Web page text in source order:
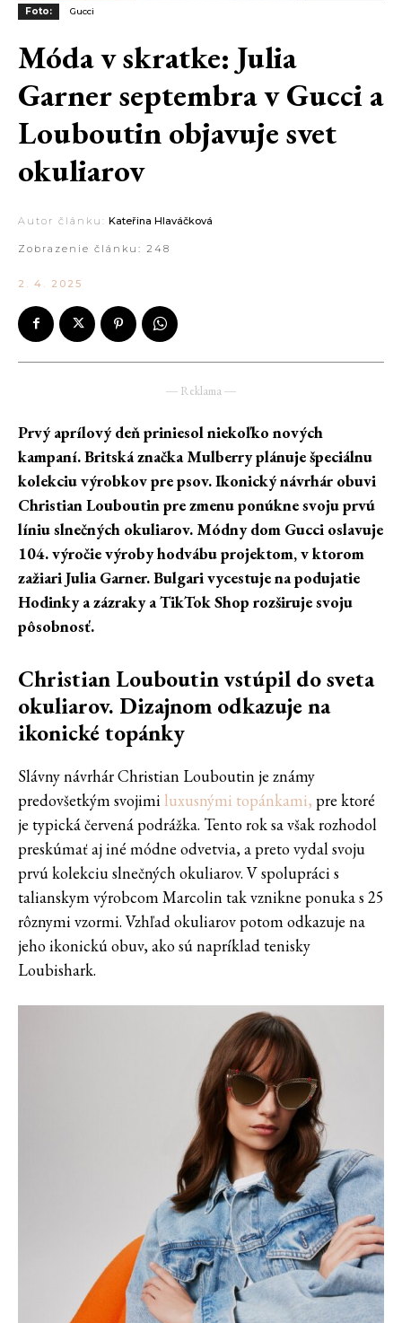
Foto: Gucci
Móda v skratke: Julia
Garner septembra v Gucci a
Louboutin objavuje svet
okuliarov
Autor článku: Kateřina Hlaváčková
Zobrazenie článku: 248
2. 4. 2025
― Reklama ―
Prvý aprílový deň priniesol niekoľko nových
kampaní. Britská značka Mulberry plánuje špeciálnu
kolekciu výrobkov pre psov. Ikonický návrhár obuvi
Christian Louboutin pre zmenu ponúkne svoju prvú
líniu slnečných okuliarov. Módny dom Gucci oslavuje
104. výročie výroby hodvábu projektom, v ktorom
zažiari Julia Garner. Bulgari vycestuje na podujatie
Hodinky a zázraky a TikTok Shop rozširuje svoju
pôsobnosť.
Christian Louboutin vstúpil do sveta
okuliarov. Dizajnom odkazuje na
ikonické topánky
Slávny návrhár Christian Louboutin je známy
predovšetkým svojimi luxusnými topánkami, pre ktoré
je typická červená podrážka. Tento rok sa však rozhodol
preskúmať aj iné módne odvetvia, a preto vydal svoju
prvú kolekciu slnečných okuliarov. V spolupráci s
talianskym výrobcom Marcolin tak vznikne ponuka s 25
rôznymi vzormi. Vzhľad okuliarov potom odkazuje na
jeho ikonickú obuv, ako sú napríklad tenisky
Loubishark.